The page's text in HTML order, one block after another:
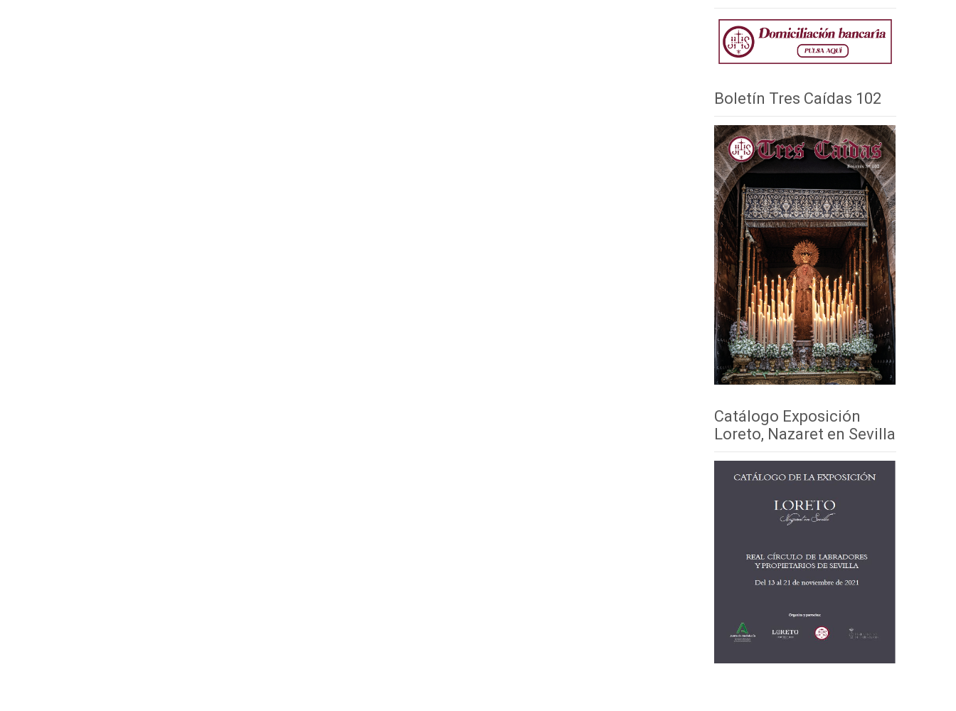
Boletín Tres Caídas 102
Catálogo Exposición
Loreto, Nazaret en Sevilla